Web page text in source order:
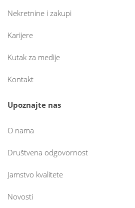
Nekretnine i zakupi
Karijere
Kutak za medije
Kontakt
Upoznajte nas
O nama
Društvena odgovornost
Jamstvo kvalitete
Novosti